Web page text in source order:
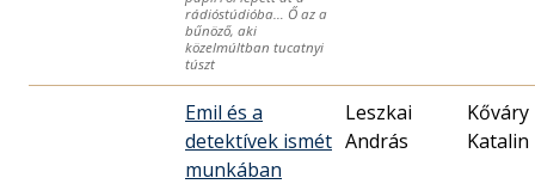
rádióstúdióba… Ő az a
bűnöző, aki
közelmúltban tucatnyi
túszt
Emil és a
detektívek ismét
munkában
Leszkai
András
Kőváry
Katalin